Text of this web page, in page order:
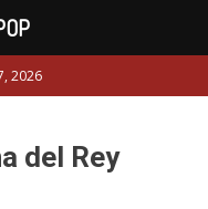
2026
del Rey